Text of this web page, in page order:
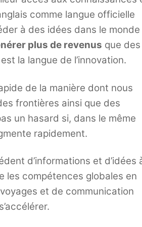
comme langue officielle
à des idées dans le monde
plus de revenus que des
la langue de l’innovation.
de la manière dont nous
frontières ainsi que des
un hasard si, dans le même
rapidement.
d’informations et d’idées
les compétences globales en
et de communication